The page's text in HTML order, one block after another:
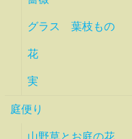
グラス 葉枝もの
花
実
庭便り